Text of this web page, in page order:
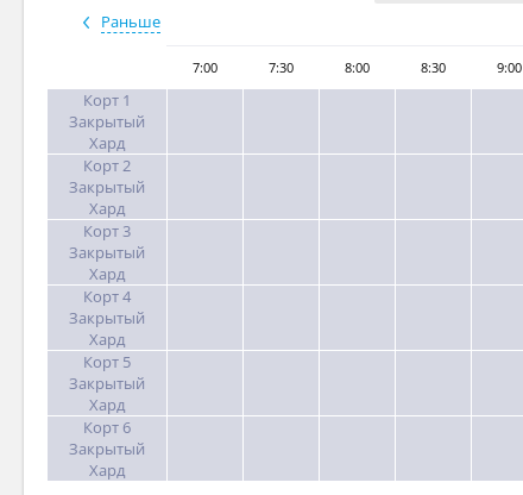
Раньше
7:00 7:30 8:00 8:30 9:00
Корт 1
Закрытый
Хард
Корт 2
Закрытый
Хард
Корт 3
Закрытый
Хард
Корт 4
Закрытый
Хард
Корт 5
Закрытый
Хард
Корт 6
Закрытый
Хард